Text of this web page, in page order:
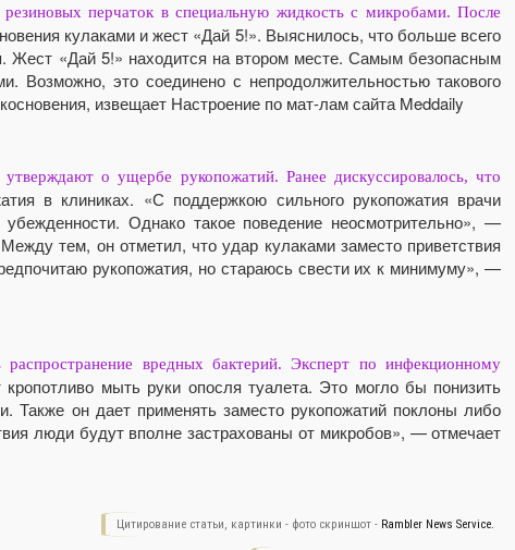
резиновых перчаток в специальную жидкость с микробами. После
кулаками и жест «Дай 5!». Выяснилось, что больше всего
Жест «Дай 5!» находится на втором месте. Самым безопасным
Возможно, это соединено с непродолжительностью такового
извещает Настроение по мат-лам сайта Meddaily
о ущербе рукопожатий. Ранее дискуссировалось, что
в клиниках. «С поддержкою сильного рукопожатия врачи
Однако такое поведение неосмотрительно», —
тем, он отметил, что удар кулаками заместо приветствия
рукопожатия, но стараюсь свести их к минимуму», —
вредных бактерий. Эксперт по инфекционному
мыть руки опосля туалета. Это могло бы понизить
Также он дает применять заместо рукопожатий поклоны либо
люди будут вполне застрахованы от микробов», — отмечает
Цитирование статьи, картинки - фото скриншот - Rambler News Service.